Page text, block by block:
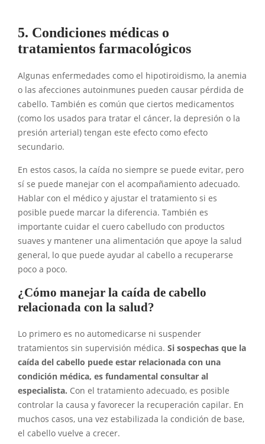
5. Condiciones médicas o
tratamientos farmacológicos
Algunas enfermedades como el hipotiroidismo, la anemia
o las afecciones autoinmunes pueden causar pérdida de
cabello. También es común que ciertos medicamentos
(como los usados para tratar el cáncer, la depresión o la
presión arterial) tengan este efecto como efecto
secundario.
En estos casos, la caída no siempre se puede evitar, pero
sí se puede manejar con el acompañamiento adecuado.
Hablar con el médico y ajustar el tratamiento si es
posible puede marcar la diferencia. También es
importante cuidar el cuero cabelludo con productos
suaves y mantener una alimentación que apoye la salud
general, lo que puede ayudar al cabello a recuperarse
poco a poco.
¿Cómo manejar la caída de cabello
relacionada con la salud?
Lo primero es no automedicarse ni suspender
tratamientos sin supervisión médica. Si sospechas que la
caída del cabello puede estar relacionada con una
condición médica, es fundamental consultar al
especialista. Con el tratamiento adecuado, es posible
controlar la causa y favorecer la recuperación capilar. En
muchos casos, una vez estabilizada la condición de base,
el cabello vuelve a crecer.